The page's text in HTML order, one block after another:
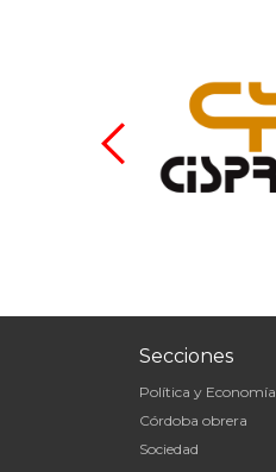
Secciones
Política y Economía
Córdoba obrera
Sociedad